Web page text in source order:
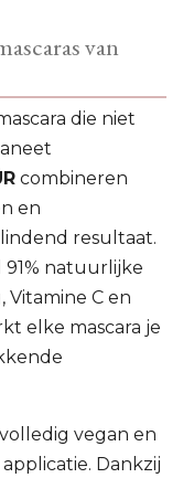
van
die niet
combineren
en
resultaat.
91% natuurlijke
Vitamine C en
elke mascara je
vegan en
Dankzij